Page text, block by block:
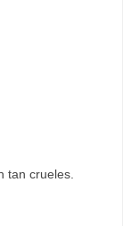
tan crueles.